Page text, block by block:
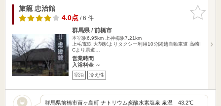
お気に入
りに追加
旅籠 忠治館
4.0点/ 6 件
群馬県 / 前橋市
本宿駅6.95km
上神梅駅7.21km
上毛電鉄 大胡駅よりタクシー利用10分関越自動車道 高崎I
Cより県道…
営業時間
入浴料金 ～
宿泊 冷え性
群馬県前橋市苗ヶ島町 ナトリウム炭酸水素塩泉 泉温 43.2℃